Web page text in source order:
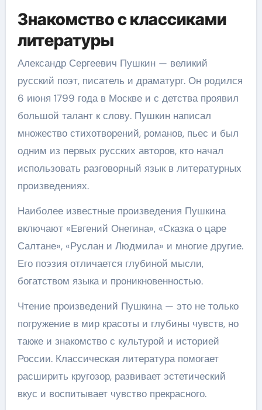
Знакомство с классиками
литературы
Александр Сергеевич Пушкин — великий
русский поэт, писатель и драматург. Он родился
6 июня 1799 года в Москве и с детства проявил
большой талант к слову. Пушкин написал
множество стихотворений, романов, пьес и был
одним из первых русских авторов, кто начал
использовать разговорный язык в литературных
произведениях.
Наиболее известные произведения Пушкина
включают «Евгений Онегина», «Сказка о царе
Салтане», «Руслан и Людмила» и многие другие.
Его поэзия отличается глубиной мысли,
богатством языка и проникновенностью.
Чтение произведений Пушкина — это не только
погружение в мир красоты и глубины чувств, но
также и знакомство с культурой и историей
России. Классическая литература помогает
расширить кругозор, развивает эстетический
вкус и воспитывает чувство прекрасного.